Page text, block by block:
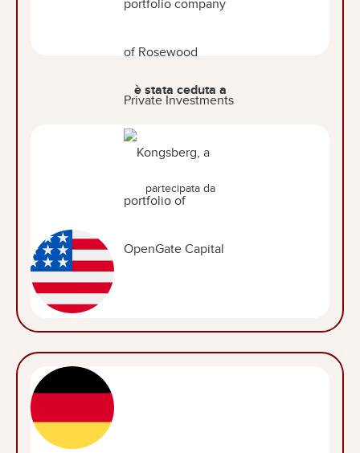
è stata ceduta a
partecipata da